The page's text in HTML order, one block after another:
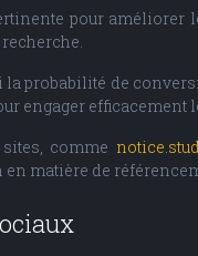
pour améliorer
probabilité de
engager efficacement
comme
matière de